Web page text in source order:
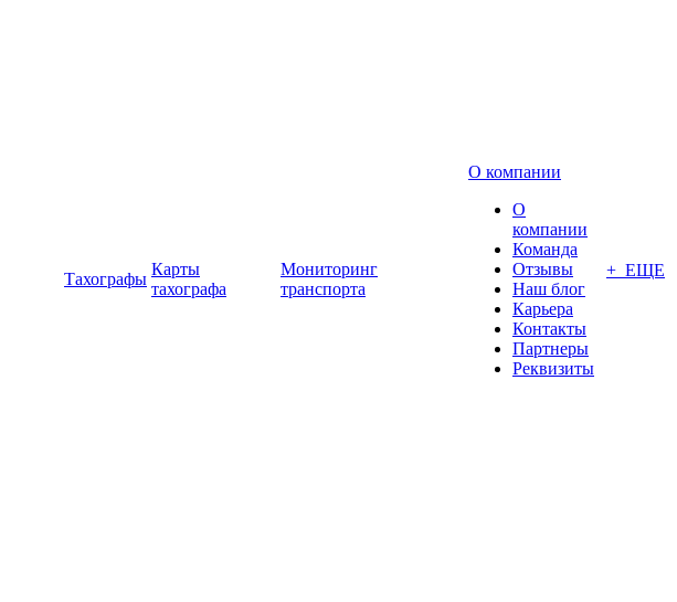
Тахографы
Карты
тахографа
Мониторинг
транспорта
О компании
О
компании
Команда
Отзывы
Наш блог
Карьера
Контакты
Партнеры
Реквизиты
+ ЕЩЕ